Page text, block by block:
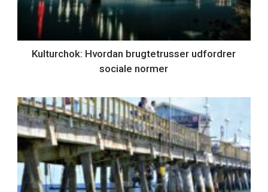
Kulturchok: Hvordan brugtetrusser udfordrer
sociale normer